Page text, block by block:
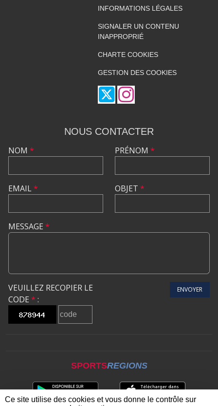
INFORMATIONS LÉGALES
SIGNALER UN CONTENU
INAPPROPRIÉ
CHARTE COOKIES
GESTION DES COOKIES
NOUS CONTACTER
NOM *
EMAIL*
PRÉNOM *
OBJET *
MESSAGE *
VEUILLEZ RECOPIER LE
CODE * :
ENVOYER
SPORTSREGIONS
Ce site utilise des cookies et vous donne le contrôle sur